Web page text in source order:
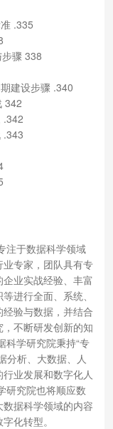
.335
骤 338
建设步骤 .340
342
注于数据科学领域
专家，团队具有专
业实战经验、丰富
进行全面、系统、
验与数据，并结合
不断研发创新的知
科学研究院秉持“专
分析、大数据、人
业发展和数字化人
研究院也将顺应数
据科学领域的内容
化转型。